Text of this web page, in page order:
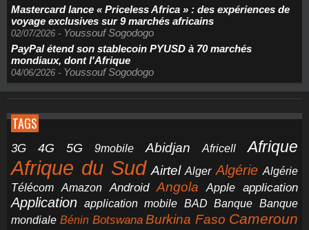
Mastercard lance « Priceless Africa » : des expériences de
voyage exclusives sur 9 marchés africains
02/07/2026 - Youssouf Sogodogo
PayPal étend son stablecoin PYUSD à 70 marchés
mondiaux, dont l'Afrique
04/06/2026 - Youssouf Sogodogo
TAGS
3G 4G 5G 9mobile Abidjan Africell Afrique
Afrique du Sud Airtel Alger Algérie Algérie
Télécom
Amazon Android Angola Apple application
Application application mobile BAD Banque Banque
mondiale Bénin Botswana Burkina Faso Cameroun